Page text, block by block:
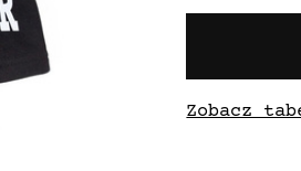
Zobacz